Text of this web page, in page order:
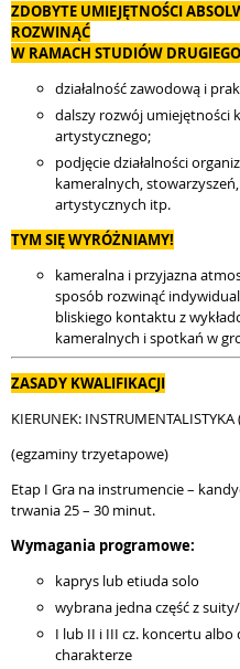
ZDOBYTE UMIEJĘTNOŚCI
ROZWINĄĆ
W RAMACH STUDIÓW
działalność zawodową i
dalszy rozwój umiejętności
artystycznego;
podjęcie działalności
kameralnych,
artystycznych itp.
TYM SIĘ WYRÓŻNIAMY!
kameralna i przyjazna
sposób rozwinąć
bliskiego kontaktu z
kameralnych i spotkań w
ZASADY KWALIFIKACJI
KIERUNEK: INSTRUMENTALISTYKA
(egzaminy trzyetapowe)
Etap I Gra na instrumencie –
trwania 25 – 30 minut.
Wymagania programowe:
kaprys lub etiuda solo
wybrana jedna część z
I lub II i III cz. koncertu
charakterze